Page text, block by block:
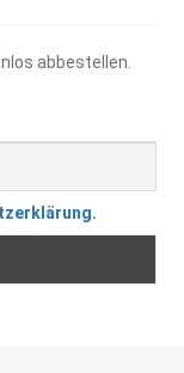
abbestellen.